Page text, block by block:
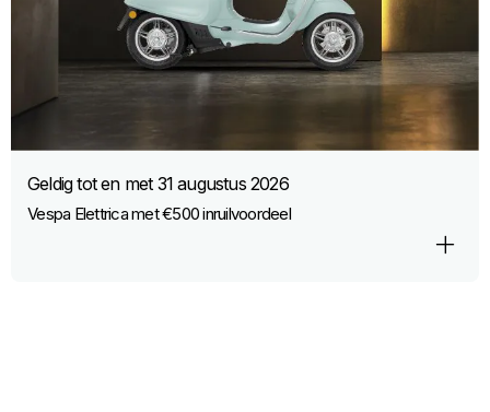
Geldig tot en met 31 augustus 2026
Vespa Elettrica met €500 inruilvoordeel